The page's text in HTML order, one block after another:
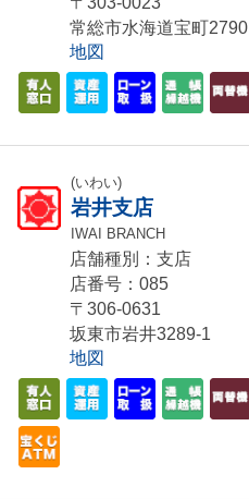
常総市水海道宝町2790
地図
(いわい)
岩井支店
IWAI BRANCH
店舗種別：支店
店番号：085
〒306-0631
坂東市岩井3289-1
地図